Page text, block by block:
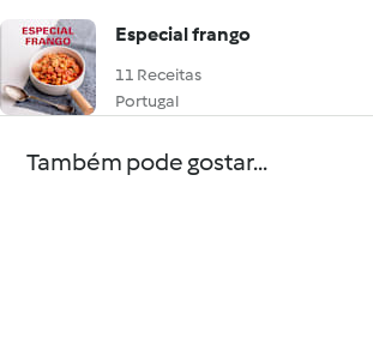
Especial frango
11 Receitas
Portugal
Também pode gostar...